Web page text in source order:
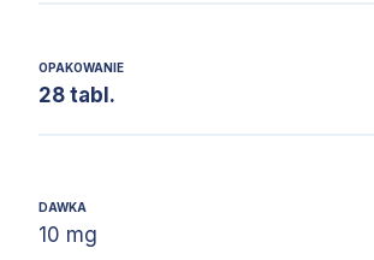
OPAKOWANIE
28 tabl.
DAWKA
10 mg